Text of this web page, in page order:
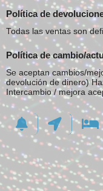
Política de
Todas las ventas son
Política de cambio/
Se aceptan cambios/
devolución de dinero)
Intercambio / mejora